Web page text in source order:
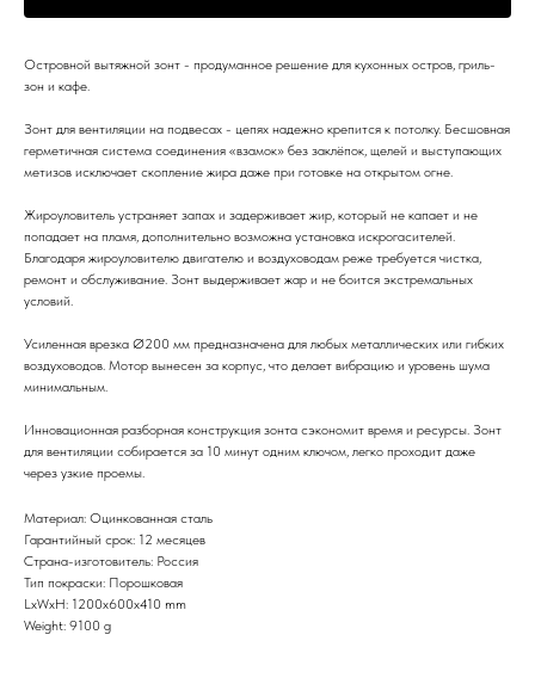
Островной вытяжной зонт - продуманное решение для кухонных остров, гриль-
зон и кафе.
Зонт для вентиляции на подвесах - цепях надежно крепится к потолку. Бесшовная
герметичная система соединения «взамок» без заклёпок, щелей и выступающих
метизов исключает скопление жира даже при готовке на открытом огне.
Жироуловитель устраняет запах и задерживает жир, который не капает и не
попадает на пламя, дополнительно возможна установка искрогасителей.
Благодаря жироуловителю двигателю и воздуховодам реже требуется чистка,
ремонт и обслуживание. Зонт выдерживает жар и не боится экстремальных
условий.
Усиленная врезка Ø200 мм предназначена для любых металлических или гибких
воздуховодов. Мотор вынесен за корпус, что делает вибрацию и уровень шума
минимальным.
Инновационная разборная конструкция зонта сэкономит время и ресурсы. Зонт
для вентиляции собирается за 10 минут одним ключом, легко проходит даже
через узкие проемы.
Материал: Оцинкованная сталь
Гарантийный срок: 12 месяцев
Страна-изготовитель: Россия
Тип покраски: Порошковая
LxWxH: 1200x600x410 mm
Weight: 9100 g